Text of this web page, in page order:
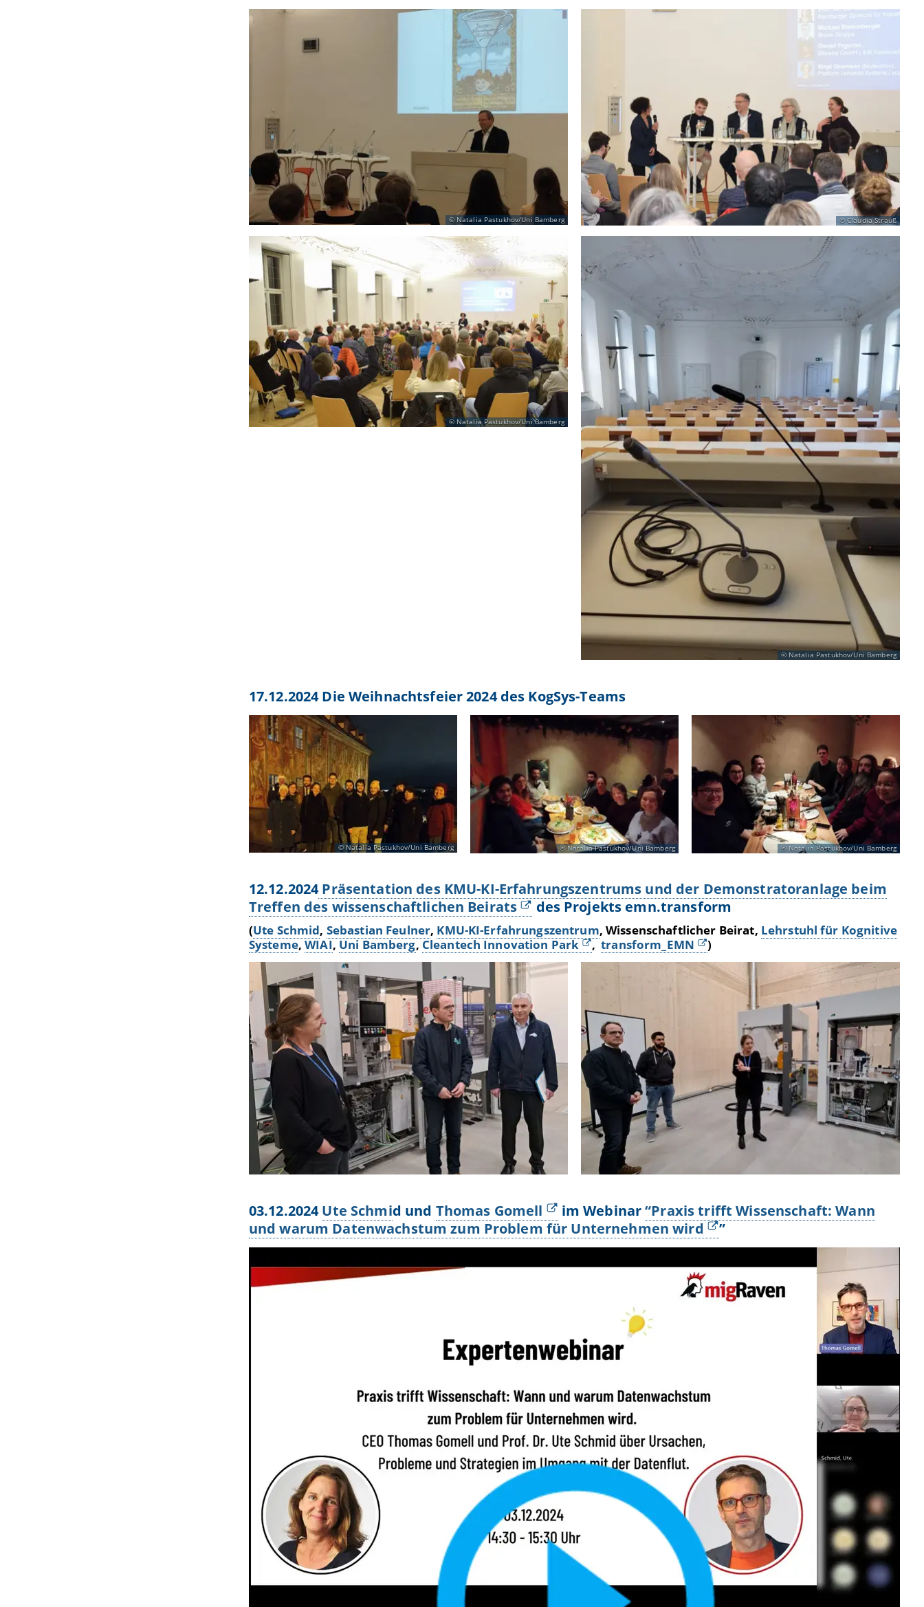
Natalia Pastukhov/Uni Bamberg Claudia Strauß
Natalia Pastukhov/Uni Bamberg
Natalia Pastukhov/Uni Bamberg
17.12.2024 Die Weihnachtsfeier 2024 des KogSys-Teams
Natalia Pastukhov/Uni Bamberg Natalia Pastukhov/Uni Bamberg Natalia Pastukhov/Uni Bamberg
12.12.2024Präsentation des KMU-KI-Erfahrungszentrums und der Demonstratoranlage beim
Treffen des wissenschaftlichen Beirats
des Projekts emn.transform
(Ute Schmid, Sebastian Feulner, KMU-KI-Erfahrungszentrum, Wissenschaftlicher Beirat, Lehrstuhl für Kognitive
Systeme,WIAI, Uni Bamberg, Cleantech Innovation Park ,transform_EMN )
03.12.2024Ute Schmid und Thomas Gomell im Webinar“Praxis trifft Wissenschaft: Wann
und warum Datenwachstum zum Problem für Unternehmen wird
”